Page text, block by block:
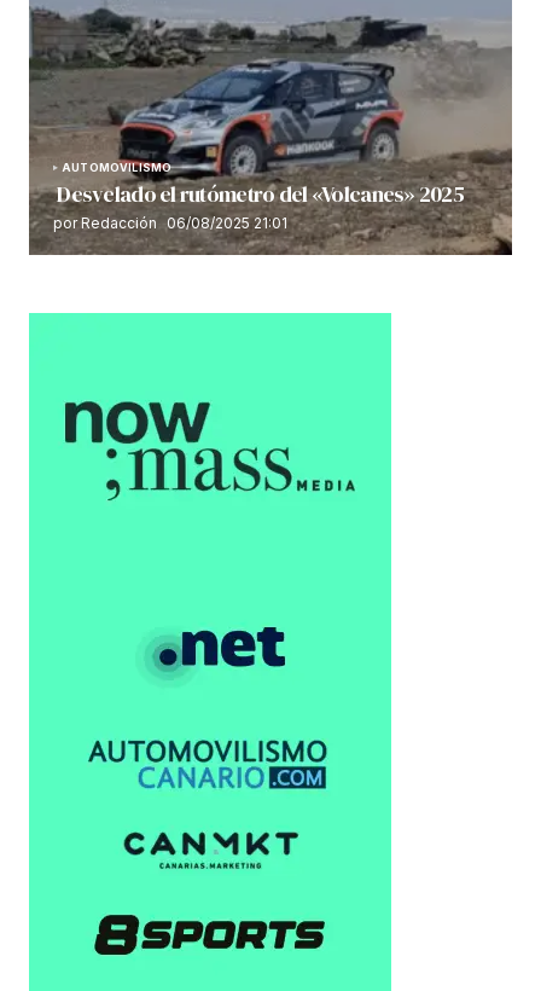
AUTOMOVILISMO
Desvelado el rutómetro del «Volcanes» 2025
por Redacción 06/08/2025 21:01